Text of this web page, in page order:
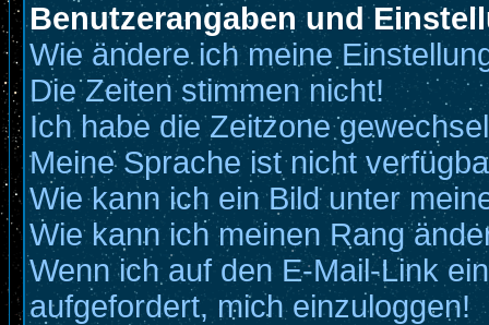
Benutzerangaben und
Wie ändere ich meine
Die Zeiten stimmen nicht!
Ich habe die Zeitzone
Meine Sprache ist nicht
Wie kann ich ein Bild unter
Wie kann ich meinen Rang
Wenn ich auf den E-Mail-Link
aufgefordert, mich einzuloggen!